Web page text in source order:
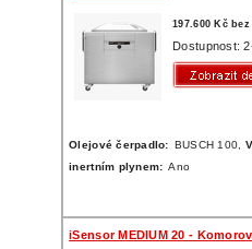
197.600 Kč bez
Dostupnost:
Olejové čerpadlo: BUSCH 100,
inertním plynem: Ano
iSensor MEDIUM 20 -